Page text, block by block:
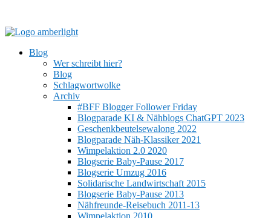
Blog
Wer schreibt hier?
Blog
Schlagwortwolke
Archiv
#BFF Blogger Follower Friday
Blogparade KI & Nähblogs ChatGPT 2023
Geschenkbeutelsewalong 2022
Blogparade Näh-Klassiker 2021
Wimpelaktion 2.0 2020
Blogserie Baby-Pause 2017
Blogserie Umzug 2016
Solidarische Landwirtschaft 2015
Blogserie Baby-Pause 2013
Nähfreunde-Reisebuch 2011-13
Wimpelaktion 2010